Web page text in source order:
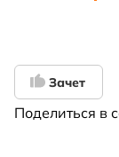
Зачет
Поделиться в